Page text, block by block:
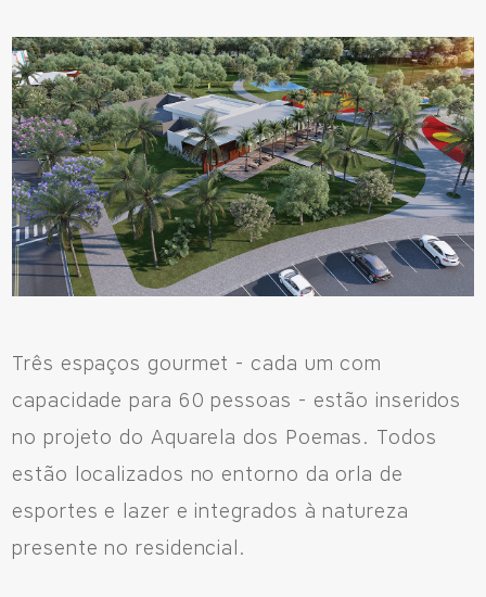
Três espaços gourmet - cada um com
capacidade para 60 pessoas - estão inseridos
no projeto do Aquarela dos Poemas. Todos
estão localizados no entorno da orla de
esportes e lazer e integrados à natureza
presente no residencial.